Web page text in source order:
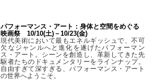
パフォーマンス・アート：身体と空間をめぐる
映画祭 10/10(土)－10/23(金)
現代美術において最もエネルギッシュで、不可
欠なジャンルへと進化を遂げたパフォーマン
ス・アート。シーンを創造し、革新してきた先
駆者たちのドキュメンタリーをラインナップ。
自由すぎて深すぎる、パフォーマンス・アート
の世界へようこそ。